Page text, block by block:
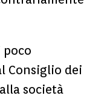
Consiglio dei
società